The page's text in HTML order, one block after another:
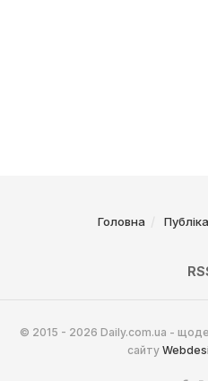
Головна
© 2015 - 2026 Daily.com.ua -
сайту